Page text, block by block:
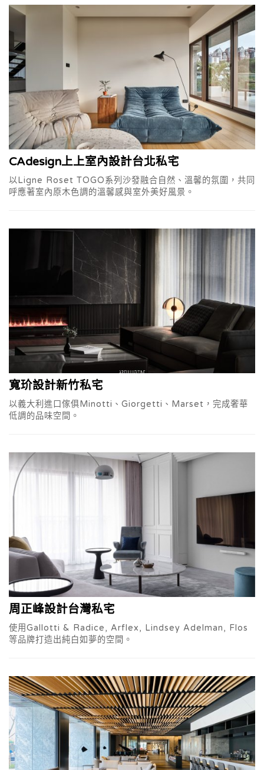
CAdesign上上室內設計台北私宅
以Ligne Roset TOGO系列沙發融合自然、溫馨的氛圍，共同
呼應著室內原木色調的溫馨感與室外美好風景。
寬玠設計新竹私宅
以義大利進口傢俱Minotti、Giorgetti、Marset，完成奢華
低調的品味空間。
周正峰設計台灣私宅
使用Gallotti & Radice, Arflex, Lindsey Adelman, Flos
等品牌打造出純白如夢的空間。